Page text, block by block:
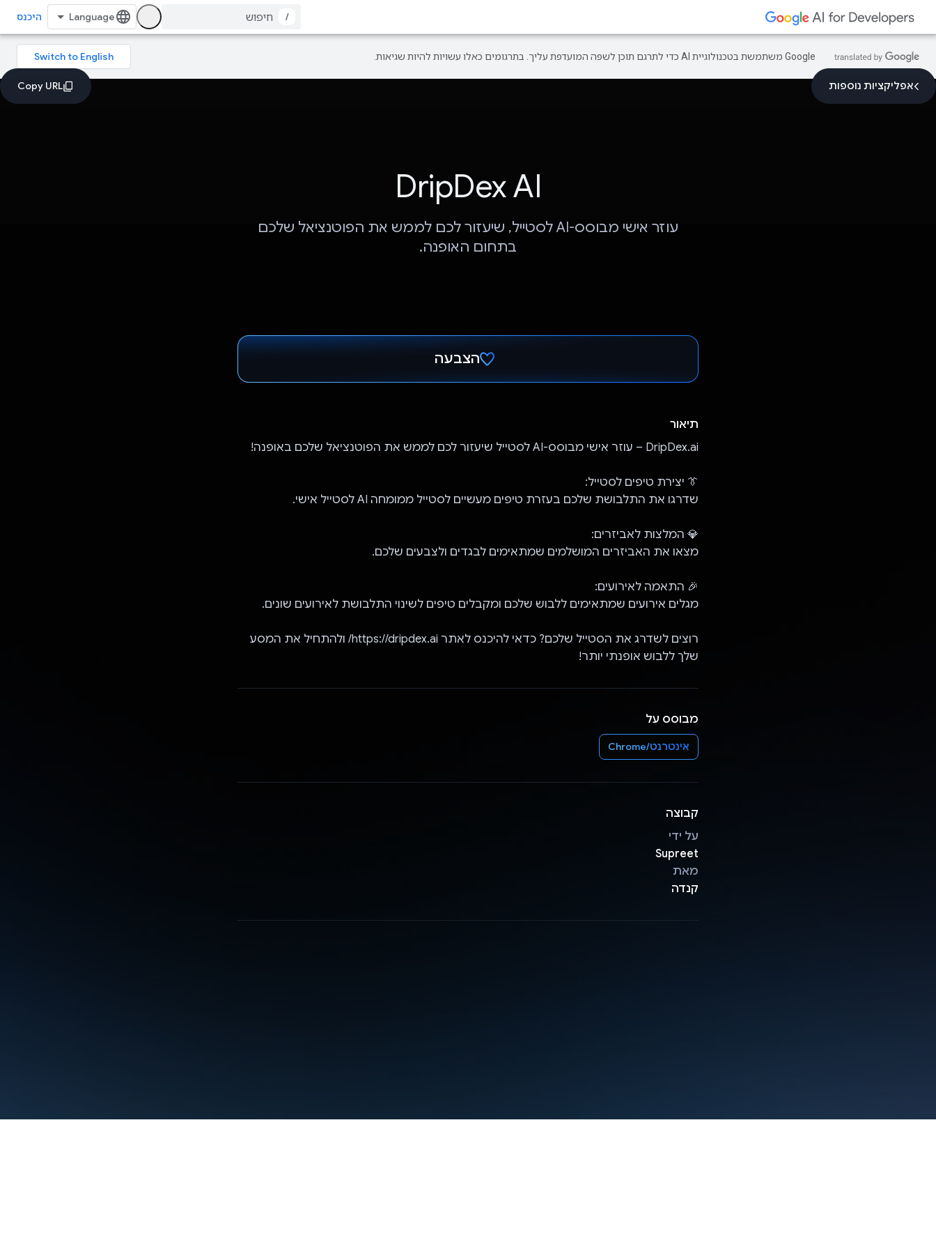
/ היכנס
‫Google משתמשת בטכנולוגיית AI כדי לתרגם תוכן לשפה המועדפת עליך. בתרגומים כאלו עשויות להיות שגיאות.
אפליקציות נוספות
DripDex AI
עוזר אישי מבוסס-AI לסטייל, שיעזור לכם לממש את הפוטנציאל שלכם
בתחום האופנה.
הצבעה
תיאור
DripDex.ai – עוזר אישי מבוסס-AI לסטייל שיעזור לכם לממש את הפוטנציאל שלכם באופנה!
👔 יצירת טיפים לסטייל:
שדרגו את התלבושת שלכם בעזרת טיפים מעשיים לסטייל ממומחה AI לסטייל אישי.
💎 המלצות לאביזרים:
מצאו את האביזרים המושלמים שמתאימים לבגדים ולצבעים שלכם.
🎉 התאמה לאירועים:
מגלים אירועים שמתאימים ללבוש שלכם ומקבלים טיפים לשינוי התלבושת לאירועים שונים.
רוצים לשדרג את הסטייל שלכם? כדאי להיכנס לאתר https://dripdex.ai/ ולהתחיל את המסע
שלך ללבוש אופנתי יותר!
מבוסס על
אינטרנט/Chrome
קבוצה
על ידי
Supreet
מאת
קנדה